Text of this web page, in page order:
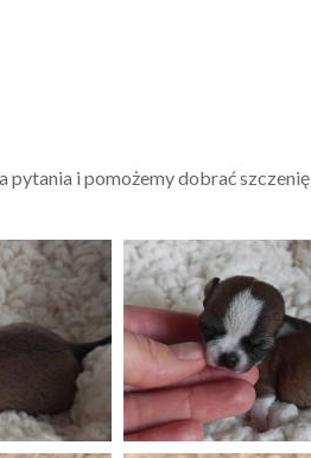
pytania i pomożemy dobrać szczenię